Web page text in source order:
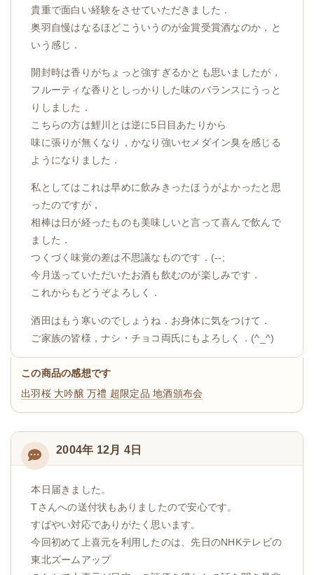
貴重で面白い経験をさせていただきました．
奥羽自慢はなるほどこういうのが金賞受賞酒なのか，と
いう感じ．
開封時は香りがちょっと強すぎるかとも思いましたが，
フルーティな香りとしっかりした味のバランスにうっと
りしました．
こちらの方は鯉川とは逆に5日目あたりから
味に張りが無くなり，かなり強いセメダイン臭を感じる
ようになりました．
私としてはこれは早めに飲みきったほうがよかったと思
ったのですが，
相棒は日が経ったものも美味しいと言って喜んで飲んで
ました．
つくづく味覚の差は不思議なものです．(--;
今月送っていただいたお酒も飲むのが楽しみです．
これからもどうぞよろしく．
酒田はもう寒いのでしょうね．お身体に気をつけて．
ご家族の皆様，ナシ・チョコ両氏にもよろしく．(^_^)
この商品の感想です
出羽桜 大吟醸 万禮 超限定品地酒頒布会
2004年 12月 4日
本日届きました。
Tさんへの送付状もありましたので安心です。
すばやい対応でありがたく思います。
今回初めて上喜元を利用したのは、先日のNHKテレビの
東北ズームアップ